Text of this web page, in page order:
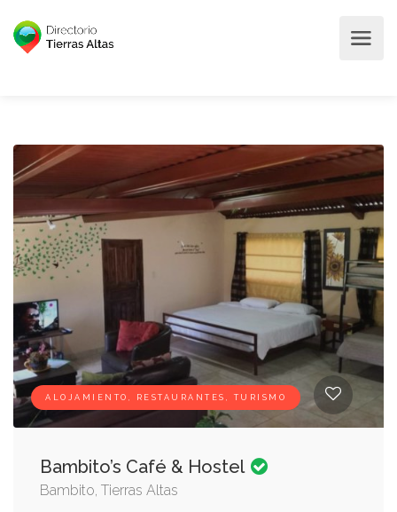
ALOJAMIENTO, RESTAURANTES, TURISMO
Bambito’s Café & Hostel
Bambito, Tierras Altas